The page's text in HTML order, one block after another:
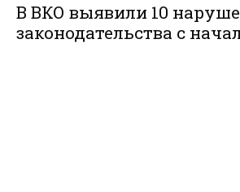
В ВКО выявили 10
законодательства с